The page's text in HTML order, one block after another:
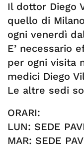
Il dottor Diego
quello di
ogni venerdì
E’ necessario
per ogni visita
medici Diego
Le altre sedi
ORARI:
LUN: SEDE
MAR: SEDE